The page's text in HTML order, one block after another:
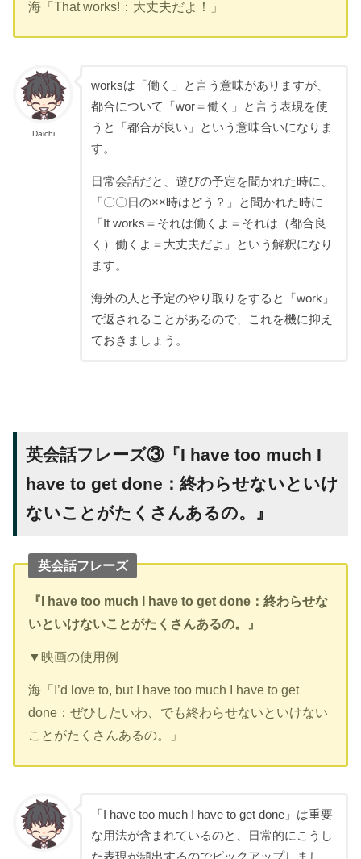
海「That works!：大丈夫だよ！」
Daichi
worksは「働く」と言う意味がありますが、
都合について「wor＝働く」と言う表現を使
うと「都合が良い」という意味合いになりま
す。
日常会話だと、遊びの予定を聞かれた時に、
「〇〇日の××時はどう？」と聞かれた時に
「It works＝それは働くよ＝それは（都合良
く）働くよ＝大丈夫だよ」という解釈になり
ます。
海外の人と予定のやり取りをすると「work」
で返されることがあるので、これを機に抑え
ておきましょう。
英会話フレーズ③『I have too much I
have to get done：終わらせないといけ
ないことがたくさんあるの。』
英会話フレーズ
『I have too much I have to get done：終わらせな
いといけないことがたくさんあるの。
』
▼映画の使用例
海「I’d love to, but I have too much I have to get
done：ぜひしたいわ、でも終わらせないといけない
ことがたくさんあるの。」
「I have too much I have to get done」は重要
な用法が含まれているのと、日常的にこうし